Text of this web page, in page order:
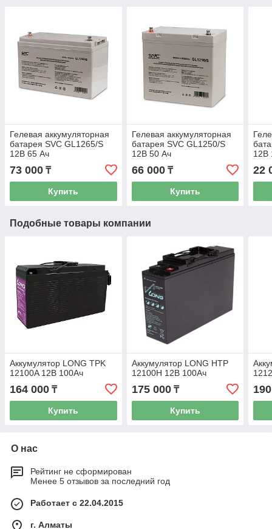
Гелевая аккумуляторная
батарея SVC GL1265/S
12В 65 Ач
73 000 ₸
Купить
Гелевая аккумуляторная
батарея SVC GL1250/S
12В 50 Ач
66 000₸
Купить
12В
22
Подобные товары компании
Аккумулятор LONG TPK
12100A 12В 100Ач
164 000 ₸
Купить
Аккумулятор LONG HTP
12100H 12В 100Ач
175 000₸
Купить
О нас
Рейтинг не сформирован
Менее 5 отзывов за последний год
Работает с 22.04.2015
г. Алматы